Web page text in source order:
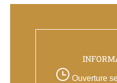
Ouverture